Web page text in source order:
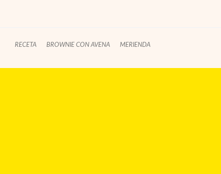
RECETA BROWNIE CON AVENA MERIENDA